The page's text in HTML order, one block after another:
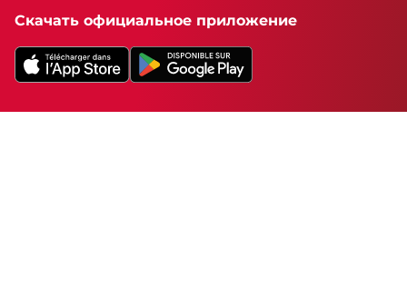
Скачать официальное приложение